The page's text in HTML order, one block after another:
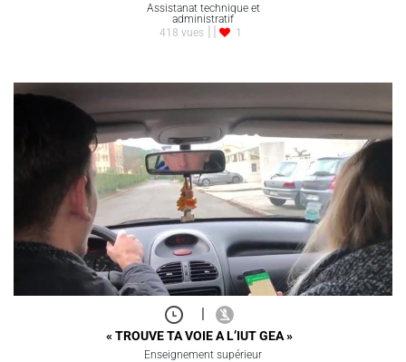
Assistanat technique et
administratif
418 vues
1
|
« TROUVE TA VOIE A L’IUT GEA »
Enseignement supérieur